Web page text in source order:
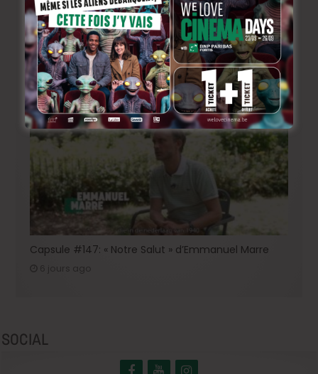
BRIFF 2026: la Compétition belge!
4 jours ago
Capsule #147: « Notre Salut » d’Emmanuel Marre
SOCIAL